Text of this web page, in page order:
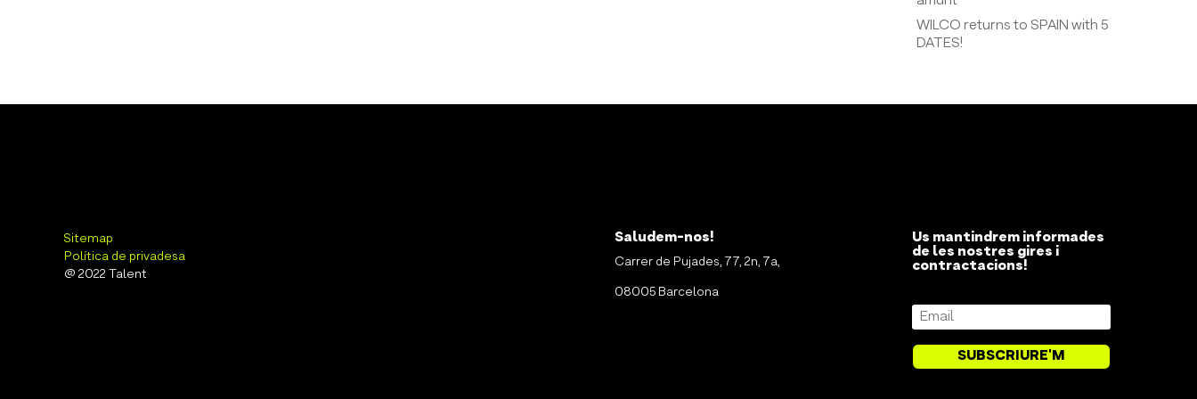
WILCO returns to SPAIN with 5
DATES!
Sitemap
Política de privadesa
@ 2022 Talent
Saludem-nos!
Carrer de Pujades, 77, 2n, 7a,
08005 Barcelona
Us mantindrem informades
de les nostres gires i
contractacions!
SUBSCRIURE'M